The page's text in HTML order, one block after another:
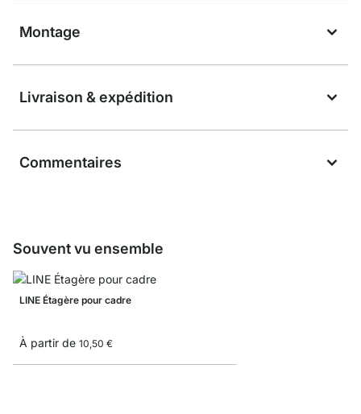
Montage
Livraison & expédition
Commentaires
Souvent vu ensemble
LINE Étagère pour cadre
À partir de 10,50 €